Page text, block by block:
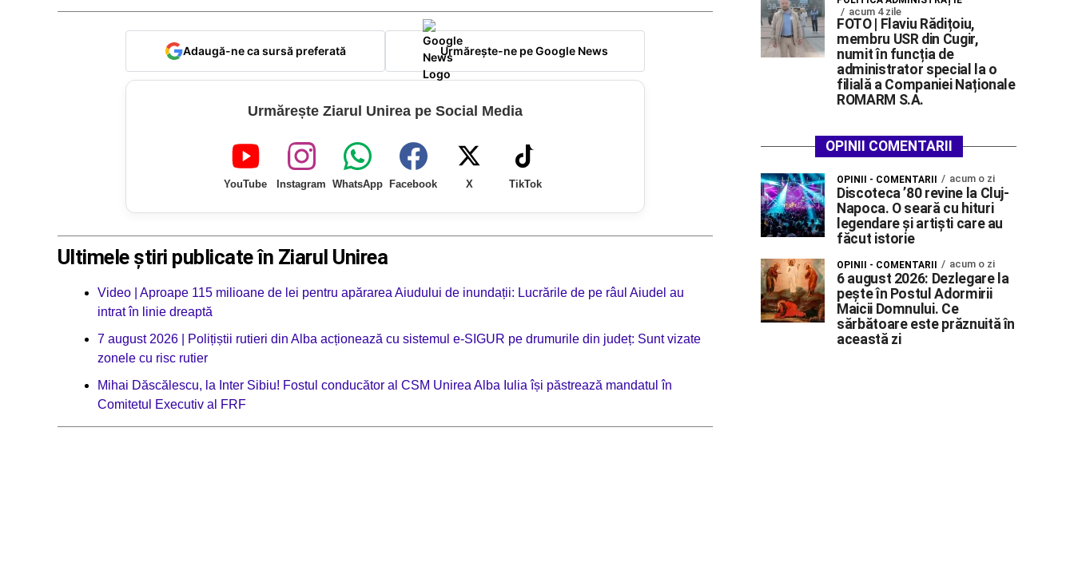
Adaugă-ne ca sursă preferată Urmărește-ne pe Google News
Urmărește Ziarul Unirea pe Social Media
YouTube Instagram WhatsApp Facebook X TikTok
Ultimele știri publicate în Ziarul Unirea
Video | Aproape 115 milioane de lei pentru apărarea Aiudului de inundații: Lucrările de pe râul Aiudel au
intrat în linie dreaptă
7 august 2026 | Polițiștii rutieri din Alba acționează cu sistemul e-SIGUR pe drumurile din județ: Sunt vizate
zonele cu risc rutier
Mihai Dăscălescu, la Inter Sibiu! Fostul conducător al CSM Unirea Alba Iulia își păstrează mandatul în
Comitetul Executiv al FRF
acum 4 zile
FOTO | Flaviu Rădițoiu,
membru USR din Cugir,
numit în funcția de
administrator special la o
filială a Companiei Naționale
ROMARM S.A.
OPINII COMENTARII
OPINII - COMENTARII acum o zi
Discoteca ’80 revine la Cluj-
Napoca. O seară cu hituri
legendare și artiști care au
făcut istorie
OPINII - COMENTARII acum o zi
6 august 2026: Dezlegare la
pește în Postul Adormirii
Maicii Domnului. Ce
sărbătoare este prăznuită în
această zi